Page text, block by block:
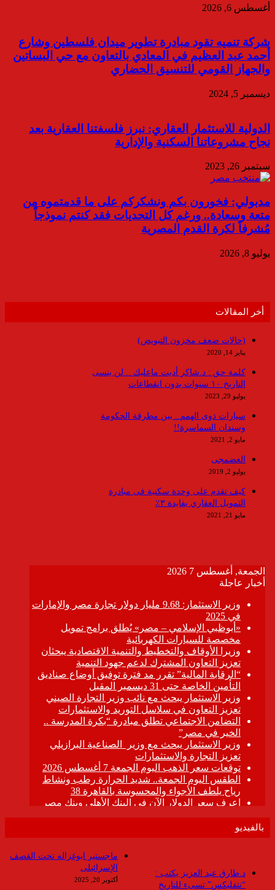
أغسطس 6, 2026
شركة تنميه تقود مبادرة تطوير ميدان فلسطين وشارع
أحمد عبد العظيم في المعادي بالتعاون مع حي البساتين
والجهاز القومي للتنسيق الحضاري
ديسمبر 5, 2024
الدولية للاستثمار العقاري: نبرز فلسفتنا العقارية بعد
نجاح مشروعاتنا السكنية والإدارية
سبتمبر 26, 2023
مدبولي: فخورون بكم ونشكركم على ما قدمتموه من
متعة وسعادة.. ورغم كل التحديات فقد كنتم نموذجاً
مُشرفاً لكرة القدم المصرية
يوليو 8, 2026
أخر المقالات
(حالات ضعف مخزون التبويض)
يناير 14, 2020
كلمة حق : د.شاكر أديت ماعليك .. لن ينسى
التاريخ ١٠ سنوات بدون انقطاعات
يوليو 29, 2023
سيارات ذوى الهمم.. بين مطرقة الحكومة
وسندان السماسرة!!
مايو 2, 2021
العضمجى
يوليو 2, 2019
كيف تقدم على وحدة سكنية فى مبادرة
التمويل العقاري بفايدة ٣٪
مايو 21, 2021
بالفيديو
ماجستير ابوغزاله تحت القصف
الإسرائيلى
أكتوبر 20, 2025
د.طارق عبد العزيز يكتب :
“نتفليكس” تسىء للتاريخ